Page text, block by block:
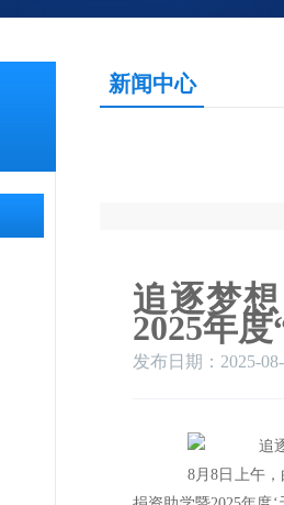
新闻中心
追逐梦
2025年
发布日期：2025-
8月8日上午